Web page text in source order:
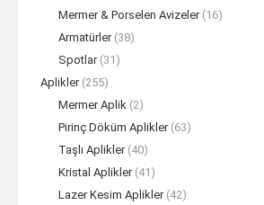
Mermer & Porselen Avizeler (16)
Armatürler (38)
Spotlar (31)
Aplikler (255)
Mermer Aplik (2)
Pirinç Döküm Aplikler (63)
Taşlı Aplikler (40)
Kristal Aplikler (41)
Lazer Kesim Aplikler (42)